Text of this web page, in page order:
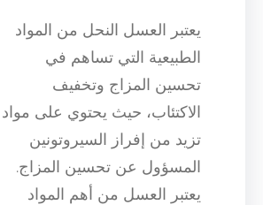
يعتبر العسل النحل من المواد
الطبيعية التي تساهم في
تحسين المزاج وتخفيف
الاكتئاب، حيث يحتوي على مواد
تزيد من إفراز السيروتونين
المسؤول عن تحسين المزاج.
يعتبر العسل من أهم المواد